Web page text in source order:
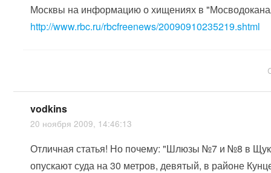
Москвы на информацию о хищениях в
http://www.rbc.ru/rbcfreenews/20090910235219.shtml
vodkins
20 ноября 2009, 14:46:13
Отличная статья! Но почему: "Шлюзы №7 и №8 в
опускают суда на 30 метров, девятый, в районе